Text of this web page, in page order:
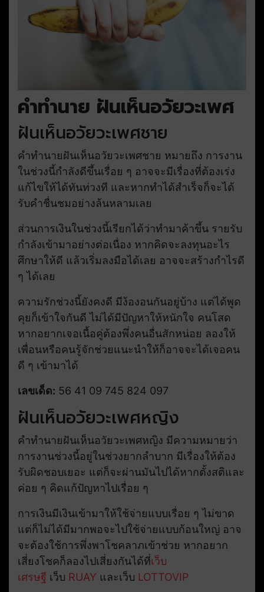
คำทำนาย ฝันเห็นอวัยวะเพศ
ฝันเห็นอวัยวะเพศชาย
คำทำนายฝันเห็นอวัยวะเพศชาย หมายถึง การงาน
ในช่วงนี้กำลังดีขึ้นเรื่อย ๆ อาจจะมีเรื่องที่ต้องเร่ง
แก้ไขให้ได้ทันท่วงที และหากทำได้สำเร็จก็จะได้
รับคำชื่นชมอย่างล้นหลามเลย
ส่วนการเงินในช่วงนี้เรียกได้ว่าทำมาค้าขึ้น รายรับ
กำลังเข้ามาอย่างต่อเนื่อง หากคิดจะลงทุนอะไร
ศึกษาให้ดี แล้วเริ่มลงมือได้เลย อาจจะสร้างกำไรดี
ๆ ได้เลย
ความรักช่วงนี้ยังคงดี มีง้องอนกันอยู่บ้าง แต่ได้พูด
คุยก็เข้าใจกันดี ไม่ได้มีปัญหาให้หนักใจ คนโสด
หากอยากเจอเนื้อคู่ต้องพึ่งคนอื่นสักหน่อย ลองให้
เพื่อนหรือคนรู้จักช่วยแนะนำให้ก็อาจจะได้เจอคน
ดี ๆ เข้ามาได้
เลขเด็ด: 56 41 09 745 824 097
ฝันเห็นอวัยวะเพศหญิง
คำทำนายฝันเห็นอวัยวะเพศหญิง มีความหมายว่า
การงานช่วงนี้อยู่ในช่วงยากลำบาก มีเรื่องให้ต้อง
รับผิดชอบเยอะ แต่ก็จะผ่านมันไปได้หากตั้งสติและ
ค่อย ๆ คิดแก้ปัญหาไปเรื่อย ๆ
การเงินมีเงินเข้ามาให้ใช้จ่ายแบบเรื่อย ๆ ไม่ขาด
แต่ก็ไม่ได้มีมากพอจะไปใช้จ่ายแบบก้อนใหญ่ อาจ
จะต้องใช้การพึ่งพาโชคลาภเข้าช่วย หากอยาก
เสี่ยงโชคก็ลองไปเสี่ยงกันได้ที่เว็บ
เศรษฐี เว็บ RUAY และเว็บ LOTTOVIP